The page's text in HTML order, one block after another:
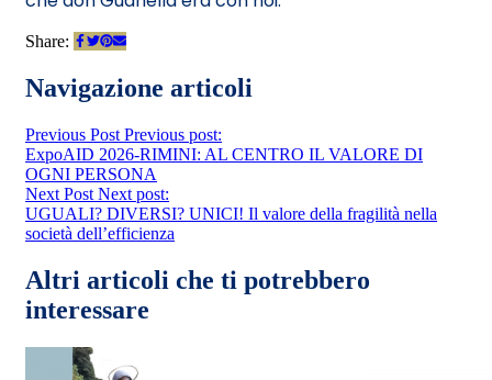
Share:
Navigazione articoli
Previous Post Previous post:
ExpoAID 2026-RIMINI: AL CENTRO IL VALORE DI
OGNI PERSONA
Next Post Next post:
UGUALI? DIVERSI? UNICI! Il valore della fragilità nella
società dell’efficienza
Altri articoli che ti potrebbero
interessare